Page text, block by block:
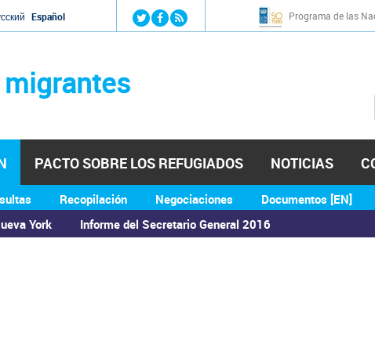
Jump to navigation
Español Programa de las
York Informe del Secretario General 2016
Recopilación Negociaciones Documentos [EN]
PACTO SOBRE LOS REFUGIADOS NOTICIAS